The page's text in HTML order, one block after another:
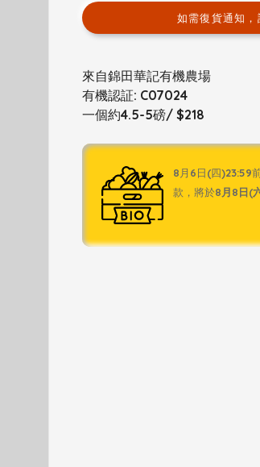
如需復貨通知，
來自錦田華記有機農場
有機認証: C07024
一個約4.5-5磅/ $218
8月6日(四)23:59
款，將於8月8日(